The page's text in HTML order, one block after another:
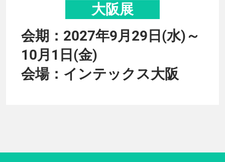
大阪展
会期：2027年9月29日(水)～
10月1日(金)
会場：インテックス大阪